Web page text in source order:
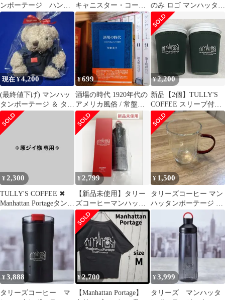
ンポーテージ ハンド
ルボトル
キャニスター・コース
ターセット
のみ ロゴ マンハッタン
ポーテージコラボタン
ブラー 「タリーズコー
ヒー×Manhattan
Portage」
現在 ¥4,200
(最終値下げ) マンハッ
タンポーテージ ＆ タリ
ーズコーヒー ★ぬいぐ
るみ ★
¥699
酒場の時代 1920年代の
アメリカ風俗 / 常盤新
平 / サントリー博物館
文庫
¥2,200
新品【2個】TULLY'S
COFFEE スリーブ付き
タンブラー
¥2,300
TULLY'S COFFEE ✖︎
Manhattan Portageタンブ
ラー
¥ 2,799
【新品未使用】タリー
ズコーヒーマンハッタ
ンポーテージ ウォー
ターボトル860ml
¥ 1,500
タリーズコーヒー マン
ハッタンポーテージ ダ
ブルウォール
¥3,888
タリーズコーヒー マ
¥2,700
【Manhattan Portage】
¥3,999
タリーズ マンハッタ